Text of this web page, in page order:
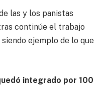
las y los panistas
continúe el trabajo
ejemplo de lo que
integrado por 100